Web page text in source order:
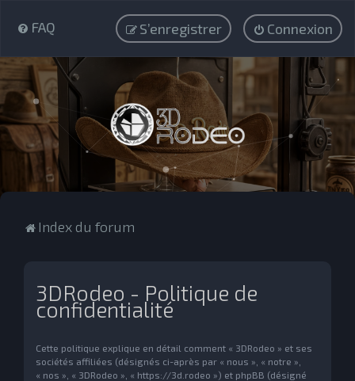
FAQ Connexion
S’enregistrer
Index du forum
3DRodeo - Politique de
confidentialité
Cette politique explique en détail comment « 3DRodeo » et ses
sociétés affiliées (désignés ci-après par « nous », « notre »,
« nos », « 3DRodeo », « https://3d.rodeo ») et phpBB (désigné